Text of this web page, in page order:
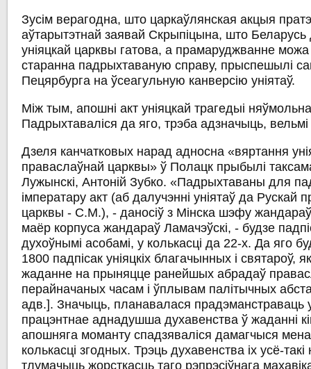
Зусім верагодна, што царкаўлянская акцыя
аўтарытэтнай заявай Скрыпіцына, што Беларусь
уніяцкай царквы гатова, а прамаруджванне
старанна падрыхтаваную справу, прыспешылі
Пецярбурга на ўсеагульную канверсію уніятаў.
Між тым, апошні акт уніяцкай трагедыі
Падрыхтаваліся да яго, трэба адзначыць,
Дзеля канчатковых нарад адносна «вяртання
праваслаўнай царквы» ў Полацк прыбылі
Лужынскі, Антоній Зубко. «Падрыхтаваны для
імператару акт (аб далучэнні уніятаў да Рускай
царквы - С.М.), - даносіў з Мінска шэфу
маёр корпуса жандараў Ламачэўскі, - будзе
духоўнымі асобамі, у колькасці да 22-х. Да яго
1800 падпісак уніяцкіх благачынных і святароў,
жаданне на прыняцце ранейшых абрадаў
перайначаных часам і ўплывам палітычных
адв.]. Значыць, планавалася прадэманстраваць
працэнтнае аднадушша духавенства ў жаданні
апошняга моманту спадзяваліся дамагчыся
колькасці згодных. Трэць духавенства іх усё-
тлумачыць жорсткасць таго рэпрэсіўнага